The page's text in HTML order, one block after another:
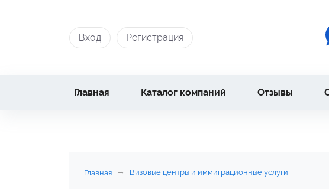
Вход Регистрация
Главная Каталог компаний Отзывы
Главная Визовые центры и иммиграционные услуги